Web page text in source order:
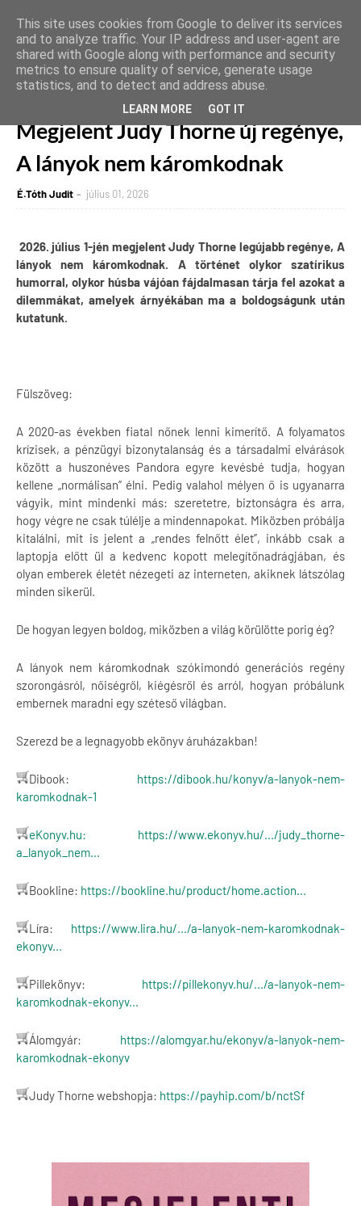
Megjelent Judy Thorne új regénye,
A lányok nem káromkodnak
É.Tóth Judit július 01, 2026
2026. július 1-jén megjelent Judy Thorne legújabb regénye, A
lányok nem káromkodnak. A történet olykor szatírikus
humorral, olykor húsba vájóan fájdalmasan tárja fel azokat a
dilemmákat, amelyek árnyékában ma a boldogságunk után
kutatunk.
Fülszöveg:
A 2020-as években fiatal nőnek lenni kimerítő. A folyamatos
krízisek, a pénzügyi bizonytalanság és a társadalmi elvárások
között a huszonéves Pandora egyre kevésbé tudja, hogyan
kellene „normálisan” élni. Pedig valahol mélyen ő is ugyanarra
vágyik, mint mindenki más: szeretetre, biztonságra és arra,
hogy végre ne csak túlélje a mindennapokat. Miközben próbálja
kitalálni, mit is jelent a „rendes felnőtt élet”, inkább csak a
laptopja előtt ül a kedvenc kopott melegítőnadrágjában, és
olyan emberek életét nézegeti az interneten, akiknek látszólag
minden sikerül.
De hogyan legyen boldog, miközben a világ körülötte porig ég?
A lányok nem káromkodnak szókimondó generációs regény
szorongásról, nőiségről, kiégésről és arról, hogyan próbálunk
embernek maradni egy széteső világban.
Szerezd be a legnagyobb ekönyv áruházakban!
Dibook: https://dibook.hu/konyv/a-lanyok-nem-
karomkodnak-1
eKonyv.hu:
https://www.ekonyv.hu/.../judy_thorne-
a_lanyok_nem...
Bookline: https://bookline.hu/product/home.action...
Líra: https://www.lira.hu/.../a-lanyok-nem-karomkodnak-
ekonyv...
Pillekönyv: https://pillekonyv.hu/.../a-lanyok-nem-
karomkodnak-ekonyv...
Álomgyár: https://alomgyar.hu/ekonyv/a-lanyok-nem-
karomkodnak-ekonyv
Judy Thorne webshopja: https://payhip.com/b/nctSf
This site uses cookies from Google to deliver its services
and to analyze traffic. Your IP address and user-agent are
shared with Google along with performance and security
metrics to ensure quality of service, generate usage
statistics, and to detect and address abuse.
LEARN MORE GOT IT